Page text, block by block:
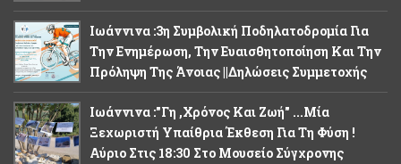
Ιωάννινα :3η Συμβολική Ποδηλατοδρομία Για
Την Ενημέρωση, Την Ευαισθητοποίηση Και Την
Πρόληψη Της Άνοιας ||Δηλώσεις Συμμετοχής
Ιωάννινα :"Γη ,χρόνος Και Ζωή" ...Μία
Ξεχωριστή Υπαίθρια Έκθεση Για Τη Φύση !
Αύριο Στις 18:30 Στο Μουσείο Σύγχρονης